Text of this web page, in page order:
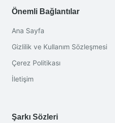
Önemli Bağlantılar
Ana Sayfa
Gizlilik ve Kullanım Sözleşmesi
Çerez Politikası
İletişim
Şarkı Sözleri